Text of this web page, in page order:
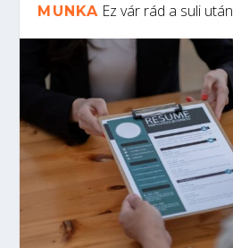
MUNKA Ez vár rád a suli után